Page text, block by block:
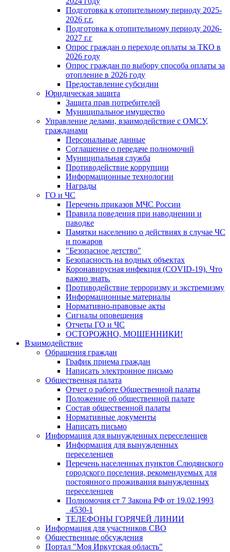
Подготовка к отопительному периоду 2025-
2026 г.г.
Подготовка к отопительному периоду 2026-
2027 г.г
Опрос граждан о переходе оплаты за ТКО в
2026 году
Опрос граждан по выбору способа оплаты за
отопление в 2026 году
Предоставление субсидии
Юридическая защита
Защита прав потребителей
Муниципальное имущество
Управление делами, взаимодействие с ОМСУ,
гражданами
Персональные данные
Соглашение о передаче полномочий
Муниципальная служба
Противодействие коррупции
Информационные технологии
Награды
ГО и ЧС
Перечень приказов МЧС России
Правила поведения при наводнении и
паводке
Памятки населению о действиях в случае ЧС
и пожаров
"Безопасное детство"
Безопасность на водных объектах
Коронавирусная инфекция (COVID-19). Что
важно знать.
Противодействие терроризму и экстремизму
Информационные материалы
Нормативно-правовые акты
Сигналы оповещения
Отчеты ГО и ЧС
ОСТОРОЖНО, МОШЕННИКИ!
Взаимодействие
Обращения граждан
График приема граждан
Написать электронное письмо
Общественная палата
Отчет о работе Общественной палаты
Положение об общественной палате
Состав общественной палаты
Нормативные документы
Написать письмо
Информация для вынужденных переселенцев
Информация для вынужденных
переселенцев
Перечень населенных пунктов Слюдянского
городского поселения, рекомендуемых для
постоянного проживания вынужденных
переселенцев
Полномочия ст 7 Закона РФ от 19.02.1993
_4530-1
ТЕЛЕФОНЫ ГОРЯЧЕЙ ЛИНИИ
Информация для участников СВО
Общественные обсуждения
Портал "Моя Иркутская область"